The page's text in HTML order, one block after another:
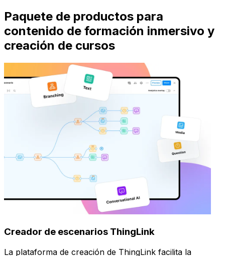
Paquete de productos para
contenido de formación inmersivo y
creación de cursos
Creador de escenarios ThingLink
La plataforma de creación de ThingLink facilita la